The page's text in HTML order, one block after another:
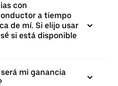
con
a tiempo
de mí. Si elijo usar
si está disponible
mi ganancia